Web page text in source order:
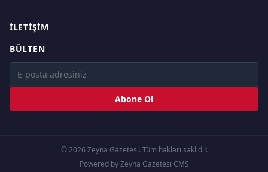
İLETIŞIM
BÜLTEN
Abone Ol
© 2026 Zeyna Gazetesi. Tüm hakları saklıdır.
Powered by Zeyna Gazetesi CMS